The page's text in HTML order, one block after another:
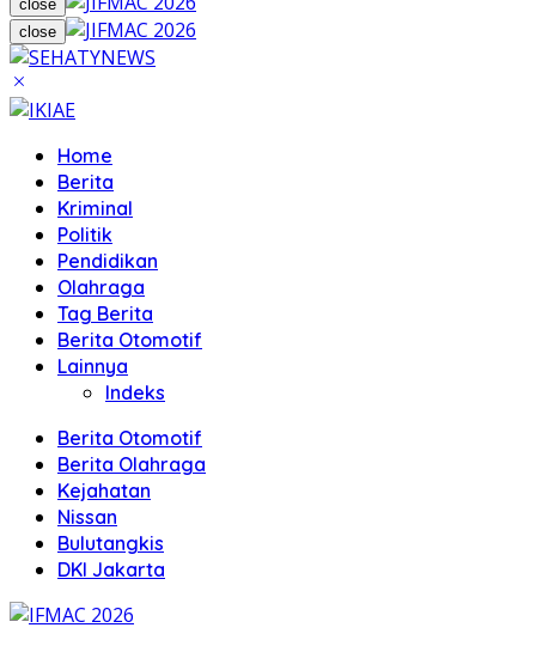
close
close
Home
Berita
Kriminal
Politik
Pendidikan
Olahraga
Tag Berita
Berita Otomotif
Lainnya
Indeks
Berita Otomotif
Berita Olahraga
Kejahatan
Nissan
Bulutangkis
DKI Jakarta